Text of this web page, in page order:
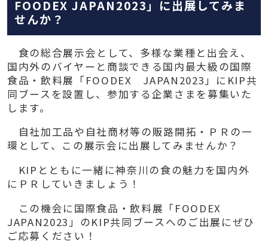
FOODEX JAPAN2023」に出展してみま
せんか？
食の総合展示会として、多様な業種と出会え、
国内外のバイヤーと商談できる国内最大級の国際
食品・飲料展「FOODEX JAPAN2023」にKIP共
同ブースを設置し、参加する企業さまを募集いた
します。
自社加工品や自社商材等の販路開拓・ＰＲの一
環として、この展示会に出展してみませんか？
KIPとともに一緒に神奈川の食の魅力を国内外
にＰＲしていきましょう！
この機会に国際食品・飲料展「FOODEX
JAPAN2023」のKIP共同ブースへのご出展にぜひ
ご応募ください！